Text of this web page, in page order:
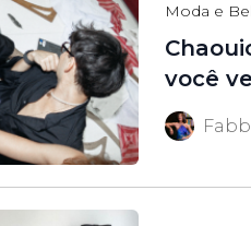
Moda e
você